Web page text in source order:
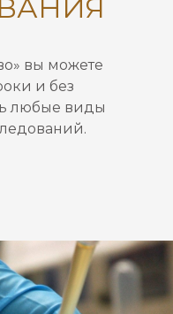
вы можете
и без
любые виды